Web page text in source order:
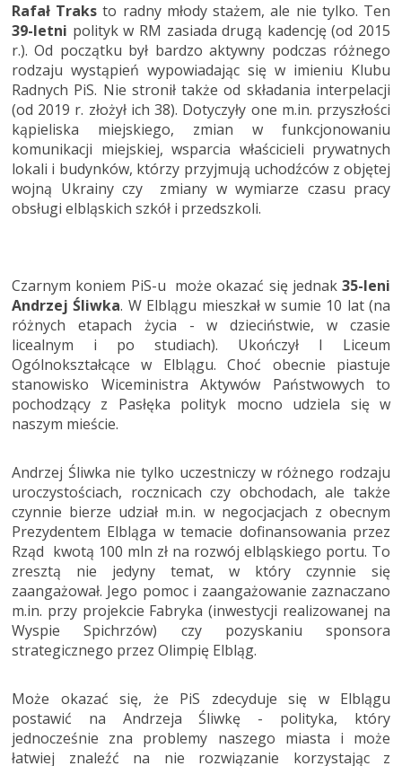
Rafał Traks to radny młody stażem, ale nie tylko. Ten
39-letni polityk w RM zasiada drugą kadencję (od 2015
r.). Od początku był bardzo aktywny podczas różnego
rodzaju wystąpień wypowiadając się w imieniu Klubu
Radnych PiS. Nie stronił także od składania interpelacji
(od 2019 r. złożył ich 38). Dotyczyły one m.in. przyszłości
kąpieliska miejskiego, zmian w funkcjonowaniu
komunikacji miejskiej, wsparcia właścicieli prywatnych
lokali i budynków, którzy przyjmują uchodźców z objętej
wojną Ukrainy czy zmiany w wymiarze czasu pracy
obsługi elbląskich szkół i przedszkoli.
Czarnym koniem PiS-u może okazać się jednak 35-leni
Andrzej Śliwka. W Elblągu mieszkał w sumie 10 lat (na
różnych etapach życia - w dzieciństwie, w czasie
licealnym i po studiach). Ukończył I Liceum
Ogólnokształcące w Elblągu. Choć obecnie piastuje
stanowisko Wiceministra Aktywów Państwowych to
pochodzący z Pasłęka polityk mocno udziela się w
naszym mieście.
Andrzej Śliwka nie tylko uczestniczy w różnego rodzaju
uroczystościach, rocznicach czy obchodach, ale także
czynnie bierze udział m.in. w negocjacjach z obecnym
Prezydentem Elbląga w temacie dofinansowania przez
Rząd kwotą 100 mln zł na rozwój elbląskiego portu. To
zresztą nie jedyny temat, w który czynnie się
zaangażował. Jego pomoc i zaangażowanie zaznaczano
m.in. przy projekcie Fabryka (inwestycji realizowanej na
Wyspie Spichrzów) czy pozyskaniu sponsora
strategicznego przez Olimpię Elbląg.
Może okazać się, że PiS zdecyduje się w Elblągu
postawić na Andrzeja Śliwkę - polityka, który
jednocześnie zna problemy naszego miasta i może
łatwiej znaleźć na nie rozwiązanie korzystając z